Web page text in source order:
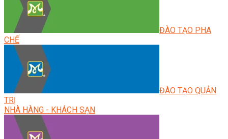
ĐÀO TẠO PHA
CHẾ
ĐÀO TẠO QUẢN
TRỊ
NHÀ HÀNG - KHÁCH SẠN